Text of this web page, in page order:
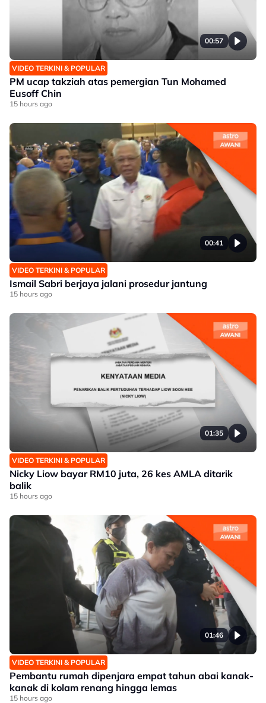
00:57
VIDEO TERKINI & POPULAR
PM ucap takziah atas pemergian Tun Mohamed
Eusoff Chin
15 hours ago
00:41
VIDEO TERKINI & POPULAR
Ismail Sabri berjaya jalani prosedur jantung
15 hours ago
01:35
VIDEO TERKINI & POPULAR
Nicky Liow bayar RM10 juta, 26 kes AMLA ditarik
balik
15 hours ago
01:46
VIDEO TERKINI & POPULAR
Pembantu rumah dipenjara empat tahun abai kanak-
kanak di kolam renang hingga lemas
15 hours ago